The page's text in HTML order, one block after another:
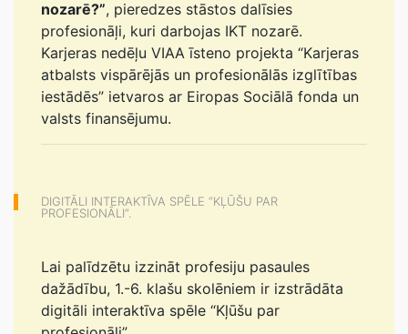
nozarē?”, pieredzes stāstos dalīsies
profesionāļi, kuri darbojas IKT nozarē.
Karjeras nedēļu VIAA īsteno projekta “Karjeras
atbalsts vispārējās un profesionālās izglītības
iestādēs” ietvaros ar Eiropas Sociālā fonda un
valsts finansējumu.
DIGITĀLI INTERAKTĪVA SPĒLE “KĻŪŠU PAR
PROFESIONĀLI”.
Lai palīdzētu izzināt profesiju pasaules
dažādību, 1.-6. klašu skolēniem ir izstrādāta
digitāli interaktīva spēle “Kļūšu par